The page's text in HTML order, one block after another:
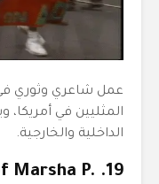
عمل شاعري وثوري في
المثليين في
الداخلية والخارجية.
Marsha P.